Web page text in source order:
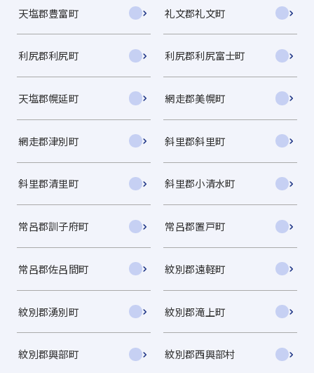
天塩郡豊富町 礼文郡礼文町
利尻郡利尻町 利尻郡利尻富士町
天塩郡幌延町 網走郡美幌町
網走郡津別町 斜里郡斜里町
斜里郡清里町 斜里郡小清水町
常呂郡訓子府町 常呂郡置戸町
常呂郡佐呂間町 紋別郡遠軽町
紋別郡湧別町 紋別郡滝上町
紋別郡興部町 紋別郡西興部村